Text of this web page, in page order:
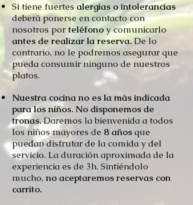
Si tiene fuertes alergias o intolerancias
deberá ponerse en contacto con
nosotros por teléfono y comunicarlo
antes de realizar la reserva.De lo
contrario, no le podremos asegurar que
pueda consumir ninguno de nuestros
platos.
Nuestra cocina no es la más indicada
para los niños. No disponemos de
tronas.Daremos la bienvenida a todos
los niños mayores de 8 años que
puedan disfrutar de la comida y del
servicio. La duración aproximada de la
experiencia es de 3h. Sintiéndolo
mucho, no aceptaremos reservas con
carrito.